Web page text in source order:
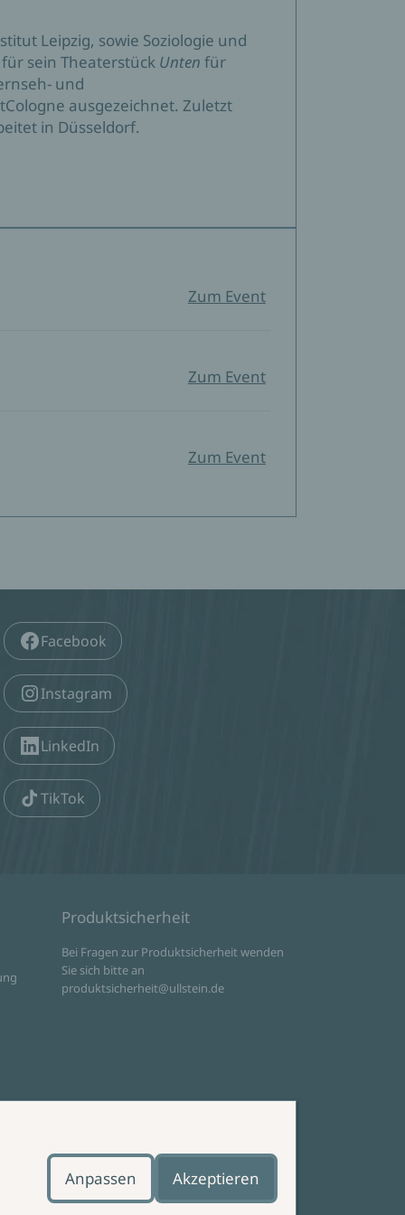
Leipzig, sowie Soziologie und
sein Theaterstück Unten für
und
ausgezeichnet. Zuletzt
in Düsseldorf.
Zum Event
Zum Event
Zum Event
Facebook
Instagram
LinkedIn
TikTok
Produktsicherheit
Bei Fragen zur Produktsicherheit wenden
Sie sich bitte an
produktsicherheit@ullstein.de
Anpassen Akzeptieren